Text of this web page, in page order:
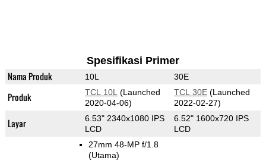
Spesifikasi Primer
Nama Produk 10L 30E
Produk TCL 10L (Launched
2020-04-06)
TCL 30E(Launched
2022-02-27)
Layar
6.53" 2340x1080 IPS
LCD
6.52" 1600x720 IPS
LCD
27mm 48-MP f/1.8
(Utama)